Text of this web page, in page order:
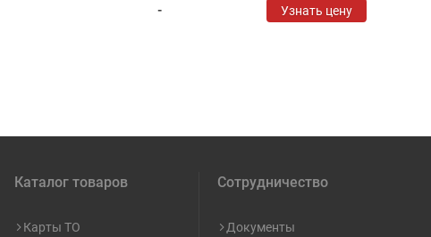
- Узнать цену
Каталог товаров
Карты ТО
Сотрудничество
Документы